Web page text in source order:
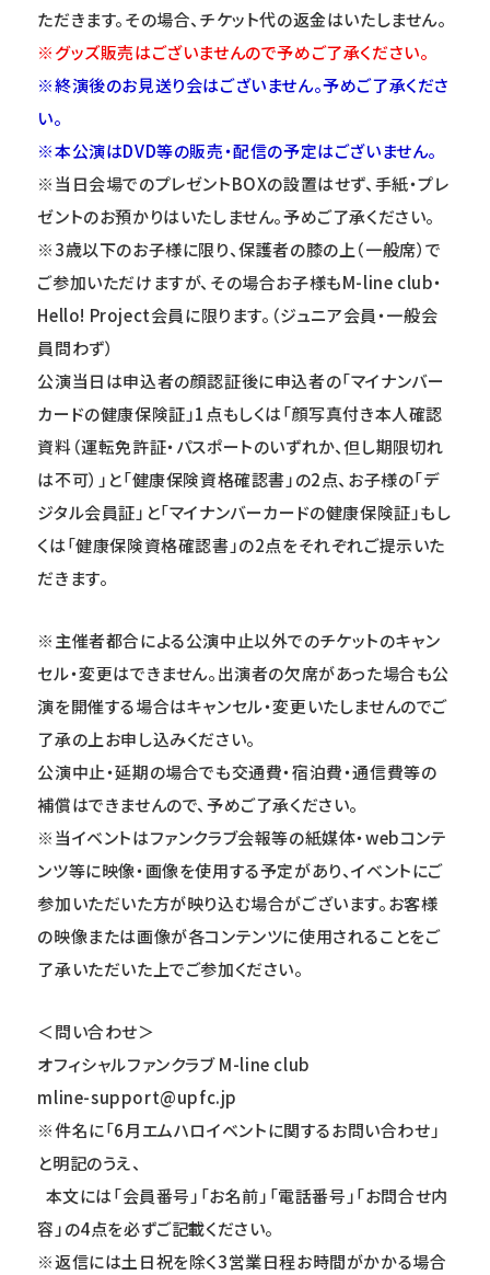
ただきます。その場合、チケット代の返金はいたしません。
※グッズ販売はございませんので予めご了承ください。
※終演後のお見送り会はございません。予めご了承くださ
い。
※本公演はDVD等の販売・配信の予定はございません。
※当日会場でのプレゼントBOXの設置はせず、手紙・プレ
ゼントのお預かりはいたしません。予めご了承ください。
※3歳以下のお子様に限り、保護者の膝の上（一般席）で
ご参加いただけますが、その場合お子様もM-line club・
Hello! Project会員に限ります。（ジュニア会員・一般会
員問わず）
公演当日は申込者の顔認証後に申込者の「マイナンバー
カードの健康保険証」1点もしくは「顔写真付き本人確認
資料（運転免許証・パスポートのいずれか、但し期限切れ
は不可）」と「健康保険資格確認書」の2点、お子様の「デ
ジタル会員証」と「マイナンバーカードの健康保険証」もし
くは「健康保険資格確認書」の2点をそれぞれご提示いた
だきます。
※主催者都合による公演中止以外でのチケットのキャン
セル・変更はできません。出演者の欠席があった場合も公
演を開催する場合はキャンセル・変更いたしませんのでご
了承の上お申し込みください。
公演中止・延期の場合でも交通費・宿泊費・通信費等の
補償はできませんので、予めご了承ください。
※当イベントはファンクラブ会報等の紙媒体・webコンテ
ンツ等に映像・画像を使用する予定があり、イベントにご
参加いただいた方が映り込む場合がございます。お客様
の映像または画像が各コンテンツに使用されることをご
了承いただいた上でご参加ください。
＜問い合わせ＞
オフィシャルファンクラブ M-line club
mline-support@upfc.jp
※件名に「6月エムハロイベントに関するお問い合わせ」
と明記のうえ、
本文には「会員番号」「お名前」「電話番号」「お問合せ内
容」の4点を必ずご記載ください。
※返信には土日祝を除く3営業日程お時間がかかる場合